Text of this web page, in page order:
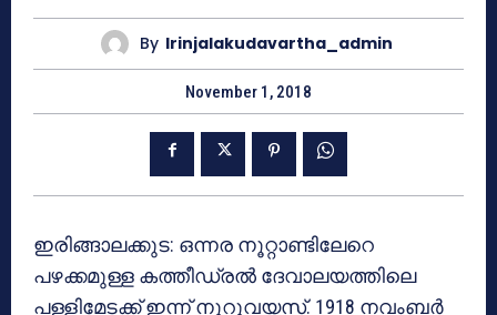
By Irinjalakudavartha_admin
November 1, 2018
ഇരിങ്ങാലക്കുട: ഒന്നര നൂറ്റാണ്ടിലേറെ
പഴക്കമുള്ള കത്തീഡ്രല്‍ ദേവാലയത്തിലെ
പള്ളിമേടക്ക് ഇന്ന് നൂറുവയസ്. 1918 നവംബര്‍